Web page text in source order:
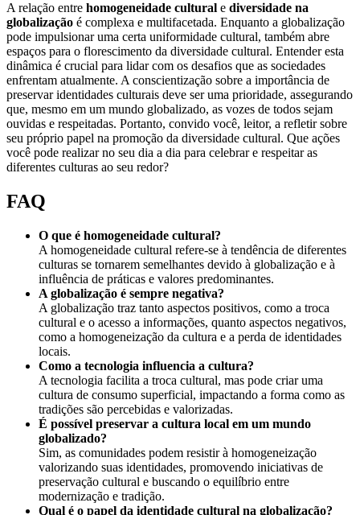
A relação entre homogeneidade cultural e diversidade na
globalização é complexa e multifacetada. Enquanto a globalização
pode impulsionar uma certa uniformidade cultural, também abre
espaços para o florescimento da diversidade cultural. Entender esta
dinâmica é crucial para lidar com os desafios que as sociedades
enfrentam atualmente. A conscientização sobre a importância de
preservar identidades culturais deve ser uma prioridade, assegurando
que, mesmo em um mundo globalizado, as vozes de todos sejam
ouvidas e respeitadas. Portanto, convido você, leitor, a refletir sobre
seu próprio papel na promoção da diversidade cultural. Que ações
você pode realizar no seu dia a dia para celebrar e respeitar as
diferentes culturas ao seu redor?
FAQ
O que é homogeneidade cultural?
A homogeneidade cultural refere-se à tendência de diferentes
culturas se tornarem semelhantes devido à globalização e à
influência de práticas e valores predominantes.
A globalização é sempre negativa?
A globalização traz tanto aspectos positivos, como a troca
cultural e o acesso a informações, quanto aspectos negativos,
como a homogeneização da cultura e a perda de identidades
locais.
Como a tecnologia influencia a cultura?
A tecnologia facilita a troca cultural, mas pode criar uma
cultura de consumo superficial, impactando a forma como as
tradições são percebidas e valorizadas.
É possível preservar a cultura local em um mundo
globalizado?
Sim, as comunidades podem resistir à homogeneização
valorizando suas identidades, promovendo iniciativas de
preservação cultural e buscando o equilíbrio entre
modernização e tradição.
Qual é o papel da identidade cultural na globalização?